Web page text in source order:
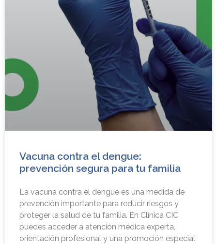
Vacuna contra el dengue:
prevención segura para tu familia
La vacuna contra el dengue es una medida de
prevención importante para reducir riesgos y
proteger la salud de tu familia. En Clínica CIC
puedes acceder a atención médica experta,
orientación profesional y una promoción especial